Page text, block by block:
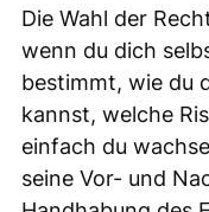
Die Wahl der
wenn du dich
bestimmt, wie du
kannst, welche
einfach du
seine Vor- und